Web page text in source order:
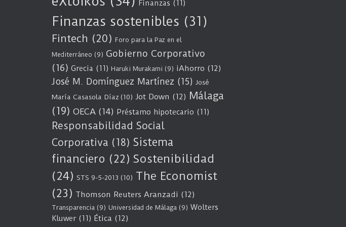
Finanzas (11)
Finanzas sostenibles (31)
Fintech (20) Foro para la Paz en el
Mediterráneo (9) Gobierno Corporativo
(16) Grecia (11) Haruki Murakami (9) iAhorro (12)
José M. Domínguez Martínez (15) José
María Casasola Díaz (10) Jot Down (12) Málaga
(19) OECA (14) Préstamo hipotecario (11)
Responsabilidad Social
Corporativa (18) Sistema
financiero (22) Sostenibilidad
(24) STS 9-5-2013 (10) The Economist
(23) Thomson Reuters Aranzadi (12)
Transparencia (9) Universidad de Málaga (9) Wolters
Kluwer (11) Ética (12)